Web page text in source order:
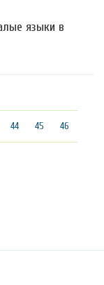
языки в
(текущая)
44 45 46